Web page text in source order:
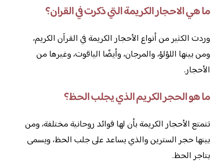
ما هي الاحجار الكريمة التي ذكرت في القران؟
وردت الكثير من أنواع الأحجار الكريمة في القرآن الكريم،
ومن بينها اللؤلؤ، والمرجان، وأيضًا الياقوت، وغيرها من
الأحجار.
ما هو الحجر الكريم الذي يجلب الحظ؟
تتمتع الأحجار الكريمة بأن لها فوائد روحانية مختلفة، ومن
بينها حجر السترين والذي يساعد على جلب الحظ، ويسمى
بتاجر الحظ.